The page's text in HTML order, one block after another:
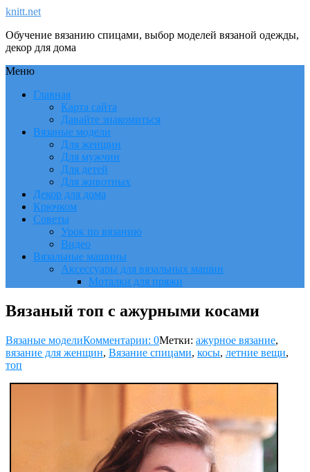
knitt.net
Обучение вязанию спицами, выбор моделей вязаной одежды,
декор для дома
Меню
Главная
Карта сайта
Давайте знакомиться
Вязаные модели
Для женщин
Для мужчин
Для детей
Для животных
Декор для дома
Крючком
Советы
Урок по вязанию
Видео
Вязальные машины
Аксессуары для вязальных машин
Моталки для пряжи
Вязаный топ с ажурными косами
Вязаные моделиКомментарии: 0Метки: ажурное вязание,
вязание для женщин, Вязание спицами, косы, летние вещи,
топ